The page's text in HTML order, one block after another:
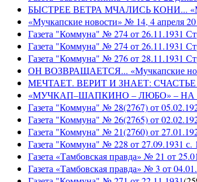
БЫСТРЕЕ ВЕТРА МЧАЛИСЬ КОНИ...
«Мучкапские новости» № 14, 4
Газета "Коммуна" № 274 от
Газета "Коммуна" № 274 от 26.11.1931
Газета "Коммуна" № 276 от
ОН ВОЗВРАЩАЕТСЯ... «Мучкапские
МЕЧТАЕТ. ВЕРИТ И ЗНАЕТ: СЧАСТЬЕ –
«МУЧКАП–ШАПКИНО – ЛЮБО» – НА
Газета "Коммуна" № 28(2767) от
Газета "Коммуна" № 26(2765) от
Газета "Коммуна" № 21(2760) от
Газета "Коммуна" № 228 от 27.09.1931 с.
Газета «Тамбовская правда» № 21 от
Газета «Тамбовская правда» № 3 от